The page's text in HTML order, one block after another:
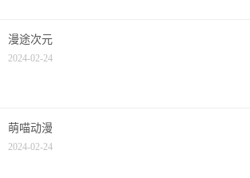
漫途次元
2024-02-24
萌喵动漫
2024-02-24